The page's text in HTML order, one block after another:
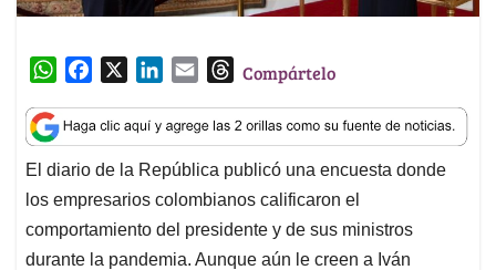
W
a
t
s
A
p
p
c
e
b
o
o
k
n
k
e
d
I
n
a
i
l
T
r
e
a
d
s
Compártelo
El diario de la República publicó una encuesta donde
los empresarios colombianos calificaron el
comportamiento del presidente y de sus ministros
durante la pandemia. Aunque aún le creen a Iván